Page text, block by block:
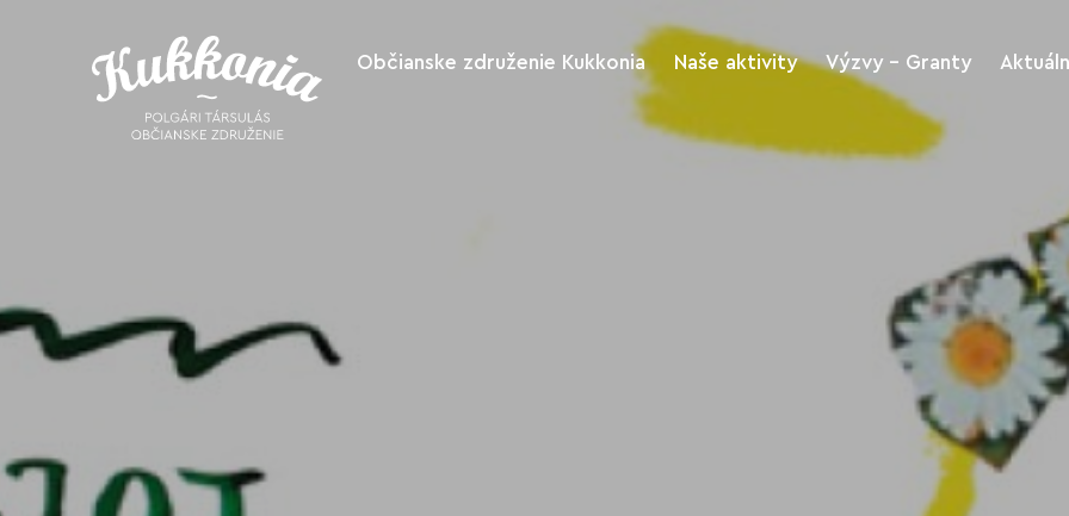
Občianske združenie Kukkonia Naše aktivity
Kukkonia rozvoj
regiónu a turizmus
Výzvy - Granty